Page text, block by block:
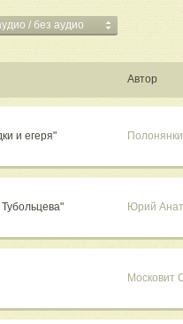
/ без аудио
Автор
и егеря"
Юрий
Московит